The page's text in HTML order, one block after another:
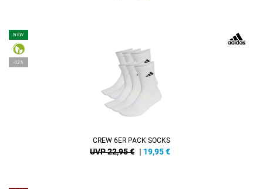
NEW
-13%
CREW 6ER PACK SOCKS
UVP 22,95 € | 19,95€